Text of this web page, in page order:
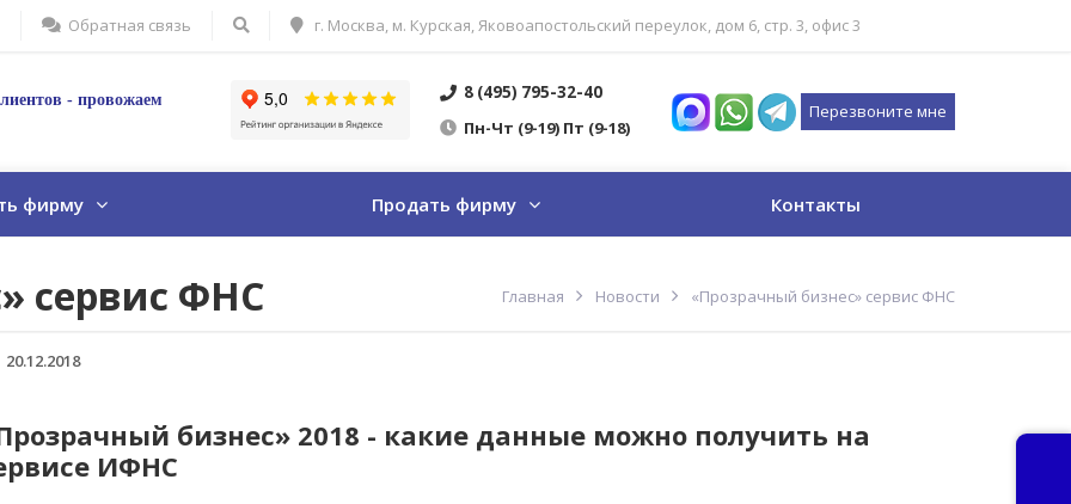
Обратная связь г. Москва, м. Курская, Яковоапостольский переулок, дом 6, стр. 3, офис 3
- провожаем
8 (495) 795-32-40
Пн-Чт (9-19) Пт (9-18)
Перезвоните мне
фирму Продать фирму Контакты
сервис ФНС Главная Новости «Прозрачный бизнес» сервис ФНС
20.12.2018
бизнес» 2018 - какие данные можно получить на
ИФНС